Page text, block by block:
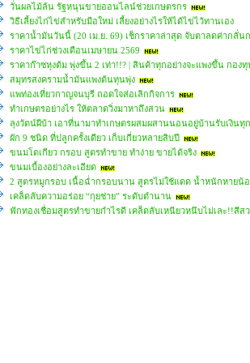
วั่นผลไม้ล้น รัฐหนุนขายออนไลน์ช่วยเกษตรกร
วิธีเลี้ยงไก่ไข่สำหรับมือใหม่ เลี้ยงอย่างไรให้ได้ไข่ไว้ทานเอง
ราคาน้ำมันวันนี้ (20 เม.ย. 69) เช็กราคาล่าสุด จับตาลดค่ากลั่น
ราคาไข่ไก่ช่วงเดือนเมษายน 2569
ราคาก๊าซหุงต้ม พุ่งขึ้น 2 เท่า!!? | สินค้าทุกอย่างจะแพงขึ้น กอง
สมุทรสงครามน้ำมันแพงต้นทุนพุ่ง
แพท่องเที่ยวกาญจนบุรี ถอดใจส่อเลิกกิจการ
ทำเกษตรอย่างไร ให้ตลาดวิ่งมาหาถึงสวน
ลุงวัตน์ผีบ้า เอาที่นามาทำเกษตรผสมผสานนอนอยู่บ้านรับเงินทุ
ผัก 9 ชนิด ที่ปลูกครั้งเดียว เก็บเกี่ยวหลายสิบปี
ขนมโตเกียว กรอบ สูตรทำขาย ทำง่าย ขายได้จริง
ขนมเบื้องอย่างละเอียด
2 สูตรหมูกรอบ เนื้อฉ่ำกรอบนาน สูตรไม่ใช้แดด น้ำหนักหายน้
เคล็ดลับความอร่อย “กุยช่าย” ระดับตำนาน
ฟักทองเชื่อมสูตรทำขายกำไรดี เคล็ดลับเหนียวหนึบไม่เละ!!สีส